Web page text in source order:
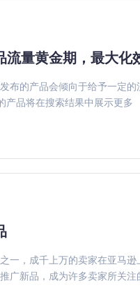
量黄金期，最大化
布的产品会倾向于给予一定的
产品将在搜索结果中展示更多
，成千上万的卖家在亚马逊
广新品，成为许多卖家所关注